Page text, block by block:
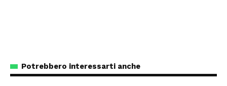
Potrebbero interessarti anche